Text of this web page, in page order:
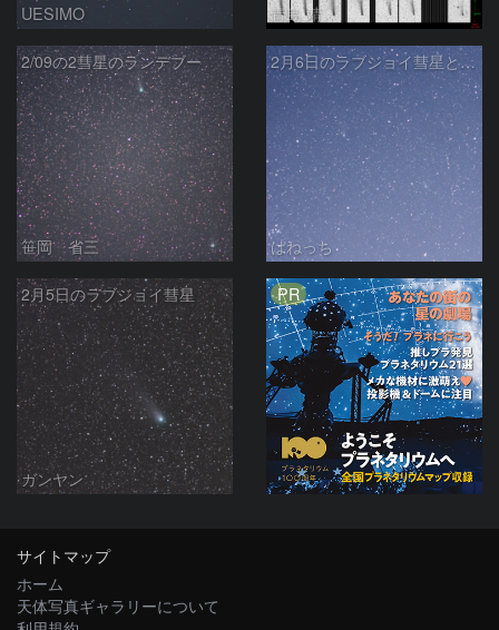
UESIMO 青島 靖
2/09の2彗星のランデブー
笹岡 省三
2月6日のラブジョイ彗星とリニア彗星
はねっち
2月5日のラブジョイ彗星
ガンヤン
PR
サイトマップ
ホーム
天体写真ギャラリーについて